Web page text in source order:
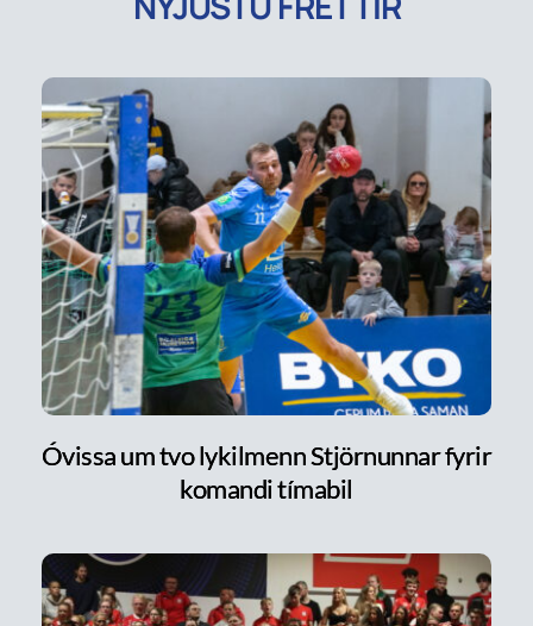
Óvissa um tvo lykilmenn Stjörnunnar fyrir
komandi tímabil